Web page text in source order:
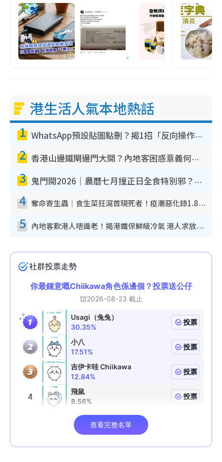
港生活人氣本地熱話
1 WhatsApp預設貼圖點刪？揭1招「反向操作」還原簡潔介面 附3步實測教學
2 香港山邊鐵閘邊門大開？內地客困惑意義何在！網民神回覆：呢種叫法理性防禦
3 鬼門開2026｜農曆七月撞正日全食特別邪？專家警告切忌做一事！揭4大禁忌+2招保平安
4 奪命寄生蟲｜食生菜狂瀉首現死者！疫潮惡化錄1.8萬宗病例 揭洗菜3大謬誤
5 內地客歎港人唔識老！揭港鐵保鮮級冷氣 港人求放過：咪投訴